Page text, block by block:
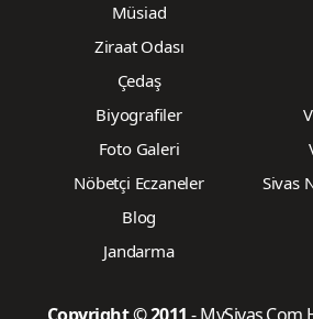
Müsiad
Ziraat Odası
Çedaş
Biyografiler
Foto Galeri
Nöbetçi Eczaneler
Sivas
Blog
Jandarma